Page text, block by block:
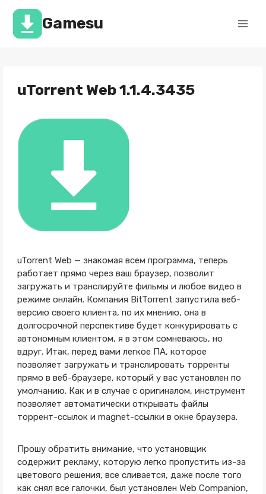
Перейти
содержимомуGamesu
uTorrent Web 1.1.4.3435
uTorrent Web — знакомая всем программа, теперь
работает прямо через ваш браузер, позволит
загружать и транслируйте фильмы и любое видео в
режиме онлайн. Компания BitTorrent запустила веб-
версию своего клиента, по их мнению, она в
долгосрочной перспективе будет конкурировать с
автономным клиентом, я в этом сомневаюсь, но
вдруг. Итак, перед вами легкое ПА, которое
позволяет загружать и транслировать торренты
прямо в веб-браузере, который у вас установлен по
умолчанию. Как и в случае с оригиналом, инструмент
позволяет автоматически открывать файлы
торрент-ссылок и magnet-ссылки в окне браузера.
Прошу обратить внимание, что установщик
содержит рекламу, которую легко пропустить из-за
цветового решения, все сливается, даже после того
как снял все галочки, был установлен Web Companion,